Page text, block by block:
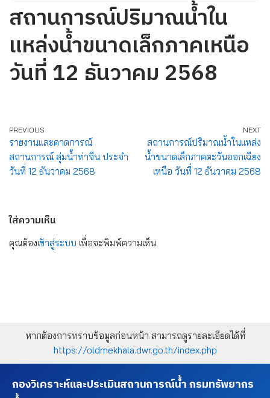
สถานการณ์ปริมาณน้ำใน
แหล่งน้ำขนาดเล็กภาคเหนือ
วันที่ 12 ธันวาคม 2568
PREVIOUS
รายงานและคาดการณ์
สถานการณ์ ลุ่มน้ำท่าจีน ประจำ
วันที่ 12 ธันวาคม 2568
NEXT
สถานการณ์ปริมาณน้ำในแหล่ง
น้ำขนาดเล็กภาคตะวันออกเฉียง
เหนือ วันที่ 12 ธันวาคม 2568
ใส่ความเห็น
คุณต้องเข้าสู่ระบบ เพื่อจะพิมพ์ความเห็น
หากต้องการทราบข้อมูลก่อนหน้า สามารถดูรายละเอียดได้ที่
https://oldmekhala.dwr.go.th/index.php
กองวิเคราะห์และประเมินสถานการณ์น้ำ กรมทรัพยากร